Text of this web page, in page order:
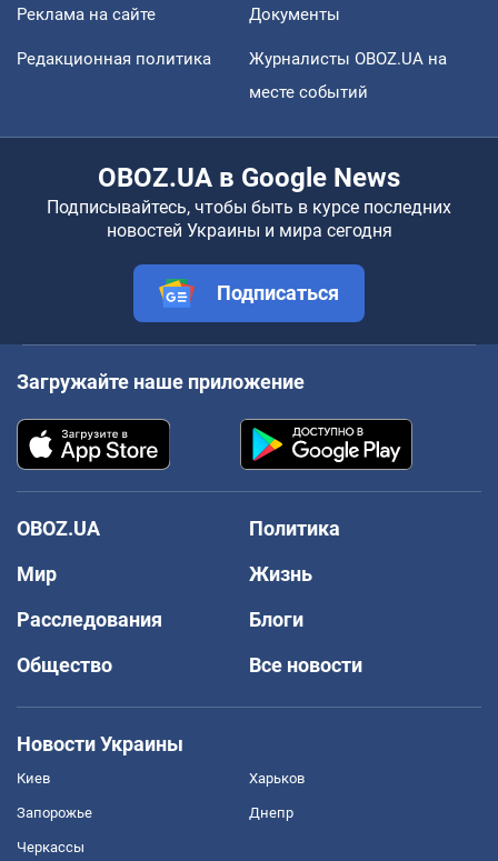
Реклама на сайте Документы
Редакционная политика
Журналисты OBOZ.UA на
месте событий
OBOZ.UA в Google News
Подписывайтесь, чтобы быть в курсе последних
новостей Украины и мира сегодня
Подписаться
Загружайте наше приложение
OBOZ.UA
Политика
Мир
Жизнь
Расследования
Блоги
Общество
Все новости
Новости Украины
Киев Харьков
Запорожье Днепр
Черкассы